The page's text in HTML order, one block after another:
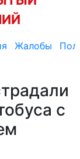
Жалобы
с